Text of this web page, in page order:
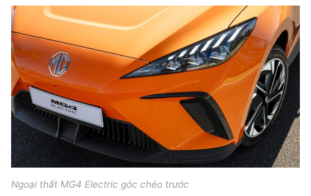
Ngoại thất MG4 Electric góc chéo trước